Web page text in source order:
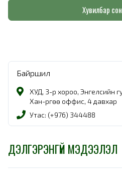
Хувилбар
Байршил
ХУД, 3-р хороо, Энгелсийн
Хан-Өргөө оффис, 4 давхар
Утас: (+976) 344488
ДЭЛГЭРЭНГҮЙ МЭДЭЭЛЭЛ